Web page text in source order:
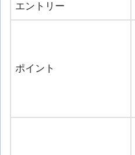
エントリー
ポイント